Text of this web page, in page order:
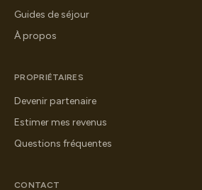
Guides de séjour
À propos
PROPRIÉTAIRES
Devenir partenaire
Estimer mes revenus
Questions fréquentes
CONTACT